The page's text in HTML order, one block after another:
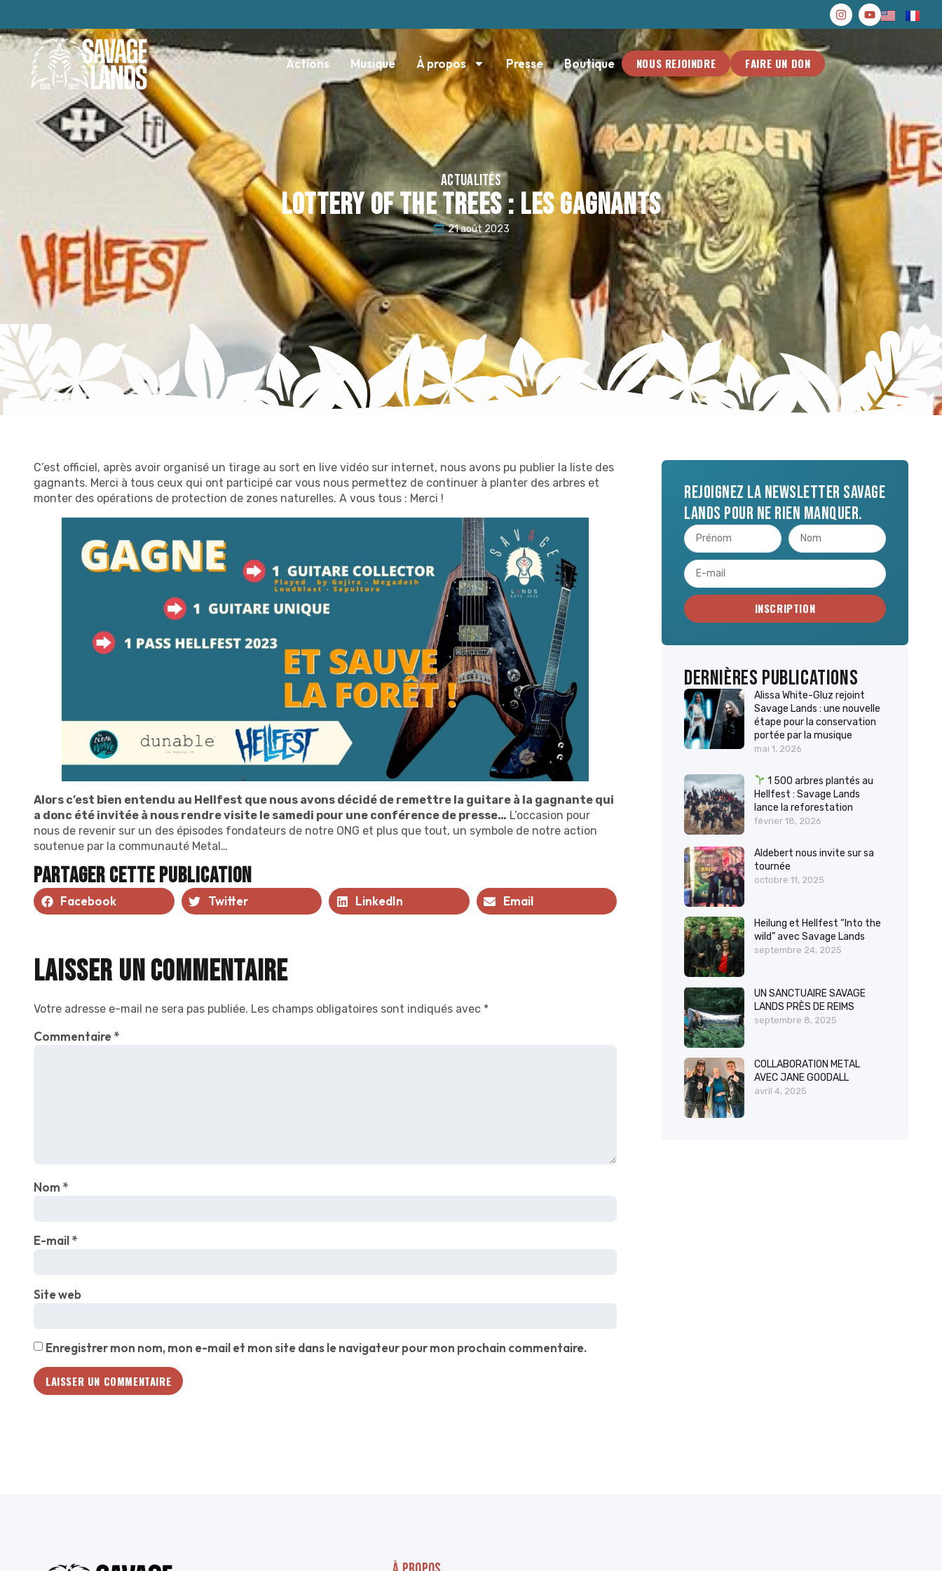
Actions Musique À propos Presse Boutique NOUS REJOINDRE FAIRE UN DON
ACTUALITÉS
Lottery of the trees : les gagnants
21 août 2023
C’est officiel, après avoir organisé un tirage au sort en live vidéo sur internet, nous avons pu publier la liste des
gagnants. Merci à tous ceux qui ont participé car vous nous permettez de continuer à planter des arbres et
monter des opérations de protection de zones naturelles. A vous tous : Merci !
Alors c’est bien entendu au Hellfest que nous avons décidé de remettre la guitare à la gagnante qui
a donc été invitée à nous rendre visite le samedi pour une conférence de presse… L’occasion pour
nous de revenir sur un des épisodes fondateurs de notre ONG et plus que tout, un symbole de notre action
soutenue par la communauté Metal…
Partager cette publication
Facebook Twitter LinkedIn Email
Laisser un commentaire
Votre adresse e-mail ne sera pas publiée. Les champs obligatoires sont indiqués avec *
Commentaire*
Nom *
E-mail*
Site web
Enregistrer mon nom, mon e-mail et mon site dans le navigateur pour mon prochain commentaire.
Rejoignez la newsletter Savage
Lands pour ne rien manquer.
INSCRIPTION
Dernières publications
Alissa White-Gluz rejoint
Savage Lands : une nouvelle
étape pour la conservation
portée par la musique
mai 1, 2026
1 500 arbres plantés au
Hellfest : Savage Lands
lance la reforestation
février 18, 2026
Aldebert nous invite sur sa
tournée
octobre 11, 2025
Heilung et Hellfest “Into the
wild” avec Savage Lands
septembre 24, 2025
UN SANCTUAIRE SAVAGE
LANDS PRÈS DE REIMS
septembre 8, 2025
COLLABORATION METAL
AVEC JANE GOODALL
avril 4, 2025